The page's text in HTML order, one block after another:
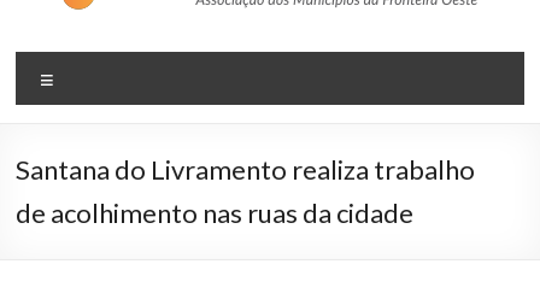
AMFRO
–
Associação
dos
Santana do Livramento realiza trabalho
de acolhimento nas ruas da cidade